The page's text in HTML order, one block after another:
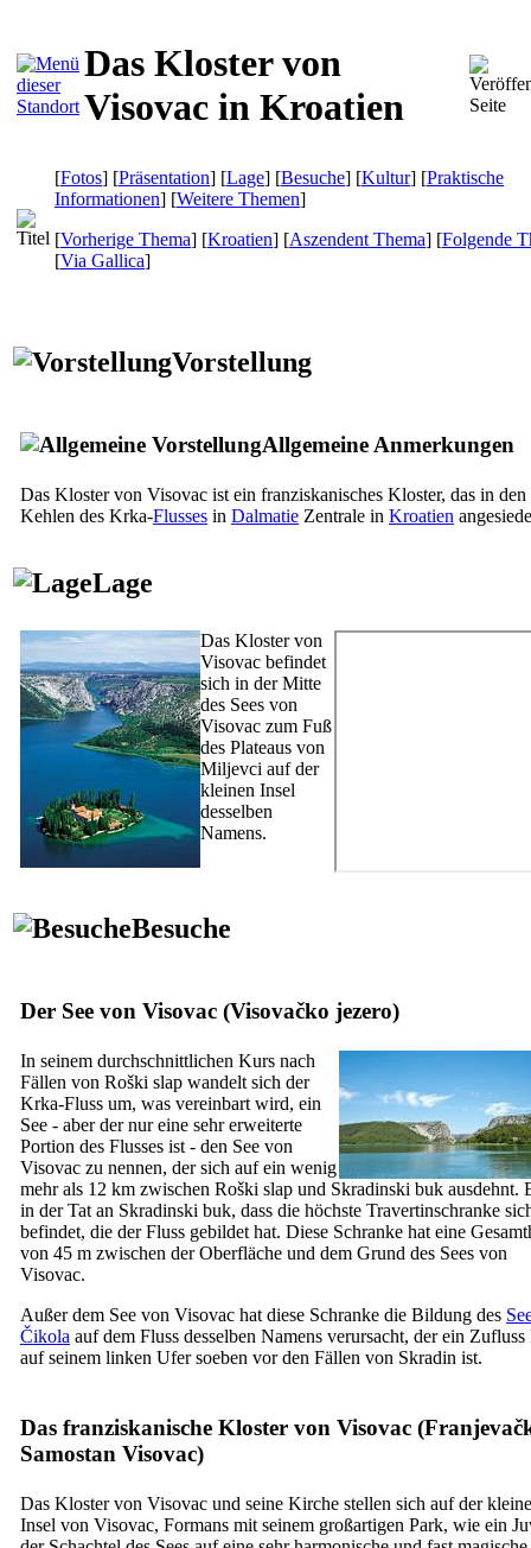
Das Kloster von
Visovac in Kroatien
[Fotos] [Präsentation] [Lage] [Besuche] [Kultur] [Praktische
Informationen] [Weitere Themen]
[Vorherige Thema] [Kroatien] [Aszendent Thema] [Folgende
[Via Gallica]
Vorstellung
Allgemeine Anmerkungen
Das Kloster von Visovac ist ein franziskanisches Kloster, das in den
Kehlen des Krka-Flusses in Dalmatie Zentrale in Kroatien
Lage
Das Kloster von
Visovac befindet
sich in der Mitte
des Sees von
Visovac zum Fuß
des Plateaus von
Miljevci auf der
kleinen Insel
desselben
Namens.
Besuche
Der See von Visovac (Visovačko jezero)
In seinem durchschnittlichen Kurs nach
Fällen von Roški slap wandelt sich der
Krka-Fluss um, was vereinbart wird, ein
See - aber der nur eine sehr erweiterte
Portion des Flusses ist - den See von
Visovac zu nennen, der sich auf ein wenig
mehr als 12 km zwischen Roški slap und Skradinski buk ausdehnt.
in der Tat an Skradinski buk, dass die höchste Travertinschranke
befindet, die der Fluss gebildet hat. Diese Schranke hat eine
von 45 m zwischen der Oberfläche und dem Grund des Sees von
Visovac.
Außer dem See von Visovac hat diese Schranke die Bildung des
Čikola auf dem Fluss desselben Namens verursacht, der ein
auf seinem linken Ufer soeben vor den Fällen von Skradin ist.
Das franziskanische Kloster von Visovac (
Samostan Visovac)
Das Kloster von Visovac und seine Kirche stellen sich auf der
Insel von Visovac, Formans mit seinem großartigen Park, wie ein